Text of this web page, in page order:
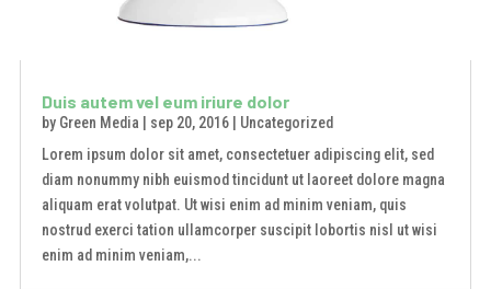
Duis autem vel eum iriure dolor
by Green Media sep 20, 2016| Uncategorized
Lorem ipsum dolor sit amet, consectetuer adipiscing elit, sed
diam nonummy nibh euismod tincidunt ut laoreet dolore magna
aliquam erat volutpat. Ut wisi enim ad minim veniam, quis
nostrud exerci tation ullamcorper suscipit lobortis nisl ut wisi
enim ad minim veniam,...